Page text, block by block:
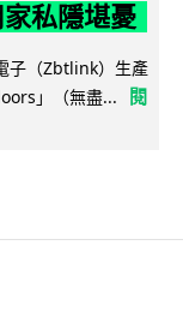
私隱堪憂
子（Zbtlink）生產
」（無盡...
閱